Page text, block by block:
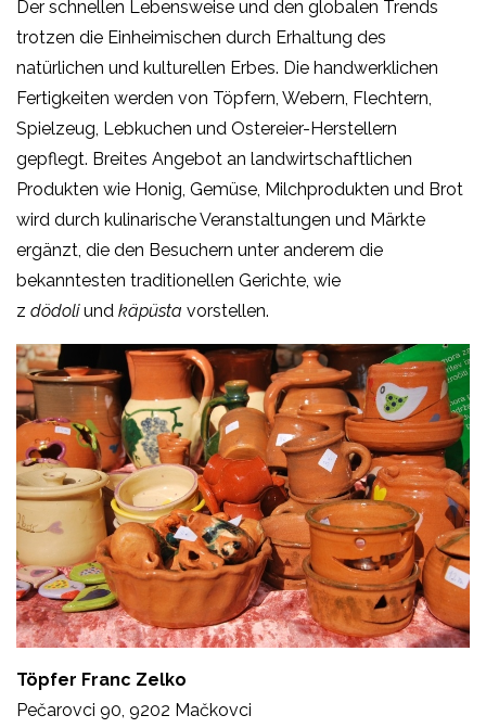
Der schnellen Lebensweise und den globalen Trends
trotzen die Einheimischen durch Erhaltung des
natürlichen und kulturellen Erbes. Die handwerklichen
Fertigkeiten werden von Töpfern, Webern, Flechtern,
Spielzeug, Lebkuchen und Ostereier-Herstellern
gepflegt. Breites Angebot an landwirtschaftlichen
Produkten wie Honig, Gemüse, Milchprodukten und Brot
wird durch kulinarische Veranstaltungen und Märkte
ergänzt, die den Besuchern unter anderem die
bekanntesten traditionellen Gerichte, wie
z dödoliund käpüsta vorstellen.
Töpfer Franc Zelko
Pečarovci 90, 9202 Mačkovci